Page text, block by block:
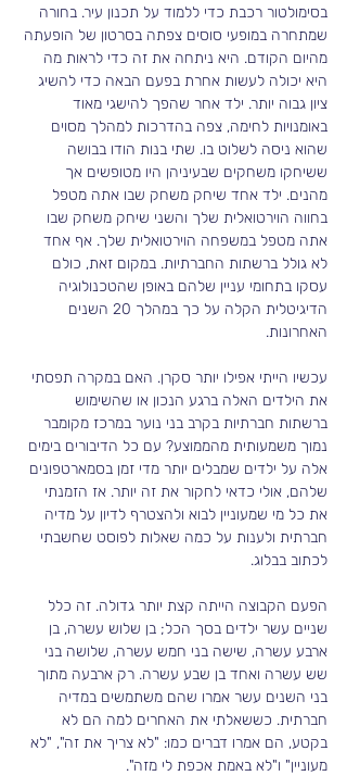
בסימולטור רכבת כדי ללמוד על תכנון עיר. בחורה
שמתחרה במופעי סוסים צפתה בסרטון של הופעתה
מהיום הקודם. היא ניתחה את זה כדי לראות מה
היא יכולה לעשות אחרת בפעם הבאה כדי להשיג
ציון גבוה יותר. ילד אחר שהפך להישגי מאוד
באומנויות לחימה, צפה בהדרכות למהלך מסוים
שהוא ניסה לשלוט בו. שתי בנות הודו בבושה
ששיחקו משחקים שבעיניהן היו מטופשים אך
מהנים. ילד אחד שיחק משחק שבו אתה מטפל
בחווה הוירטואלית שלך והשני שיחק משחק שבו
אתה מטפל במשפחה הוירטואלית שלך. אף אחד
לא גולל ברשתות החברתיות. במקום זאת, כולם
עסקו בתחומי עניין שלהם באופן שהטכנולוגיה
הדיגיטלית הקלה על כך במהלך 20 השנים
האחרונות.
עכשיו הייתי אפילו יותר סקרן. האם במקרה תפסתי
את הילדים האלה ברגע הנכון או שהשימוש
ברשתות חברתיות בקרב בני נוער במרכז מקומבר
נמוך משמעותית מהממוצע? עם כל הדיבורים בימים
אלה על ילדים שמבלים יותר מדי זמן בסמארטפונים
שלהם, אולי כדאי לחקור את זה יותר. אז הזמנתי
את כל מי שמעוניין לבוא ולהצטרף לדיון על מדיה
חברתית ולענות על כמה שאלות לפוסט שחשבתי
לכתוב בבלוג.
הפעם הקבוצה הייתה קצת יותר גדולה. זה כלל
שניים עשר ילדים בסך הכל; בן שלוש עשרה, בן
ארבע עשרה, שישה בני חמש עשרה, שלושה בני
שש עשרה ואחד בן שבע עשרה. רק ארבעה מתוך
בני השנים עשר אמרו שהם משתמשים במדיה
חברתית. כששאלתי את האחרים למה הם לא
בקטע, הם אמרו דברים כמו: "לא צריך את זה", "לא
מעוניין" ו"לא באמת אכפת לי מזה".